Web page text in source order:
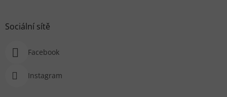
Sociální sítě
Facebook
Instagram